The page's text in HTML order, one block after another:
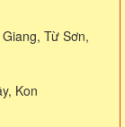
Từ Sơn,
Kon